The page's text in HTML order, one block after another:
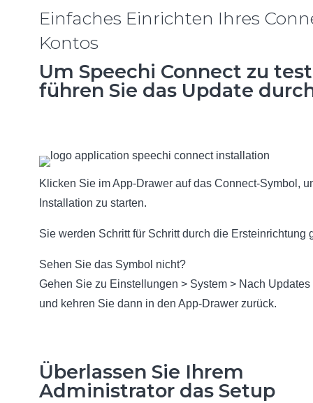
Einfaches Einrichten Ihres
Kontos
Um Speechi Connect zu
führen Sie das Update
Klicken Sie im App-Drawer auf das Connect-Symbol,
Installation zu starten.
Sie werden Schritt für Schritt durch die Ersteinrichtung
Sehen Sie das Symbol nicht?
Gehen Sie zu Einstellungen > System > Nach Updates
und kehren Sie dann in den App-Drawer zurück.
Überlassen Sie Ihrem
Administrator das Setup